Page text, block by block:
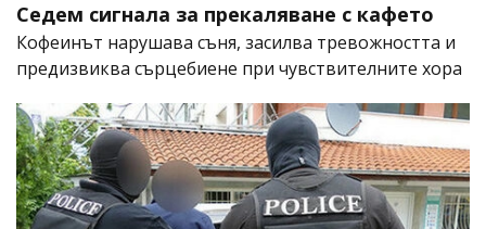
Седем сигнала за прекаляване с кафето
Кофеинът нарушава съня, засилва тревожността и
предизвиква сърцебиене при чувствителните хора